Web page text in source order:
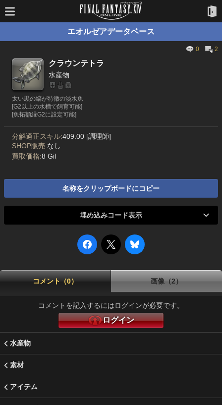
エオルゼアデータベース
0 2
クラウンテトラ
水産物
太い黒の縞が特徴の淡水魚
[G2以上の水槽で飼育可能]
[魚拓額縁G2に設定可能]
分解適正スキル:409.00 [調理師]
SHOP販売:なし
買取価格:8 Gil
名称をクリップボードにコピー
埋め込みコード表示
コメント（0） 画像（2）
コメントを記入するにはログインが必要です。
ログイン
水産物
素材
アイテム